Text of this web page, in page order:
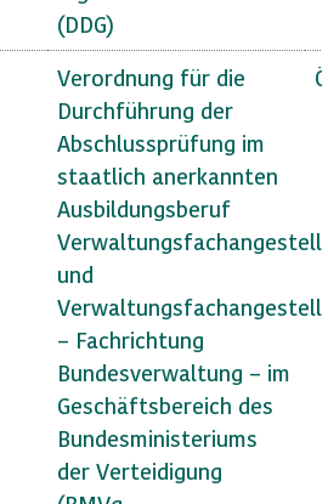
(DDG)
Verordnung für die
Durchführung der
Abschlussprüfung im
staatlich anerkannten
Ausbildungsberuf
und
– Fachrichtung
Bundesverwaltung – im
Geschäftsbereich des
Bundesministeriums
der Verteidigung